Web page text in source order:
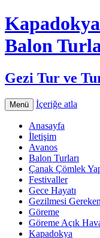
Balon
Gezi Tur ve
Menü İçeriğe atla
Anasayfa
İletişim
Avanos
Balon Turları
Çanak Çömlek
Festivaller
Gece Hayatı
Gezilmesi
Göreme
Göreme Açık
Kapadokya